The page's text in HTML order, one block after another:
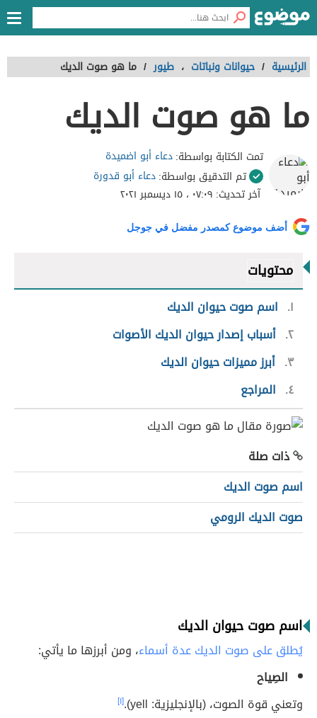
الرئيسية / حيوانات ونباتات ، طيور / ما هو صوت الديك
ما هو صوت الديك
تمت الكتابة بواسطة:دعاء أبو اضميدة
تم التدقيق بواسطة:دعاء أبو قدورة
آخر تحديث: ٠٧:٠٩ ، ١٥ ديسمبر ٢٠٢١
أضف موضوع كمصدر مفضل في جوجل
محتويات
١
اسم صوت حيوان الديك
٢ أسباب إصدار حيوان الديك الأصوات
٣ أبرز مميزات حيوان الديك
٤
المراجع
ذات صلة
اسم صوت الديك
صوت الديك الرومي
اسم صوت حيوان الديك
يُطلق على صوت الديك عدة أسماء، ومن أبرزها ما يأتي:
الصِياح
وتعني قوة الصوت، (بالإنجليزية: yell).
[١]